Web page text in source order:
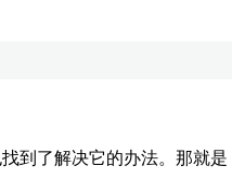
了解决它的办法。那就是